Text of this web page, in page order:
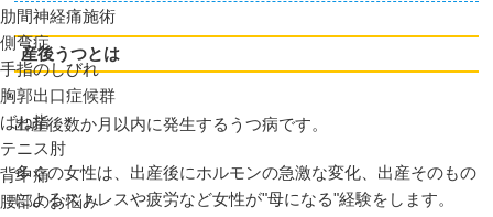
肋間神経痛施術
側弯症
手指のしびれ
胸郭出口症候群
ばね指
テニス肘
背中痛
腰部のお悩み
産後うつとは
出産後数か月以内に発生するうつ病です。
多くの女性は、出産後にホルモンの急激な変化、出産そのもの
によるストレスや疲労など女性が"母になる"経験をします。